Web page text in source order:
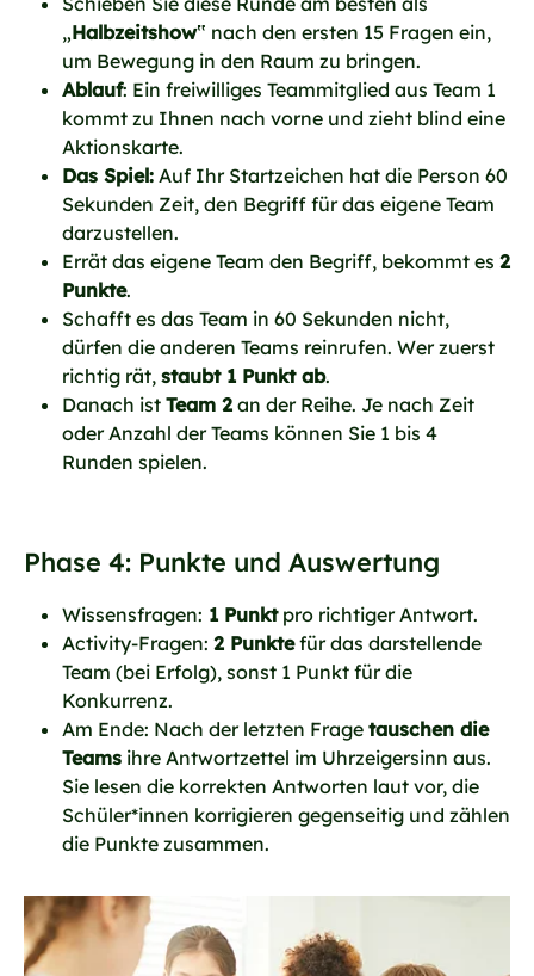
„Halbzeitshow‟ nach den ersten 15 Fragen ein,
um Bewegung in den Raum zu bringen.
Ablauf: Ein freiwilliges Teammitglied aus Team 1
kommt zu Ihnen nach vorne und zieht blind eine
Aktionskarte.
Das Spiel: Auf Ihr Startzeichen hat die Person 60
Sekunden Zeit, den Begriff für das eigene Team
darzustellen.
Errät das eigene Team den Begriff, bekommt es 2
Punkte.
Schafft es das Team in 60 Sekunden nicht,
dürfen die anderen Teams reinrufen. Wer zuerst
richtig rät, staubt 1 Punkt ab.
Danach ist Team 2 an der Reihe. Je nach Zeit
oder Anzahl der Teams können Sie 1 bis 4
Runden spielen.
Phase 4: Punkte und Auswertung
Wissensfragen: 1 Punktpro richtiger Antwort.
Activity-Fragen: 2 Punktefür das darstellende
Team (bei Erfolg), sonst 1 Punkt für die
Konkurrenz.
Am Ende: Nach der letzten Frage tauschen die
Teams ihre Antwortzettel im Uhrzeigersinn aus.
Sie lesen die korrekten Antworten laut vor, die
Schüler*innen korrigieren gegenseitig und zählen
die Punkte zusammen.